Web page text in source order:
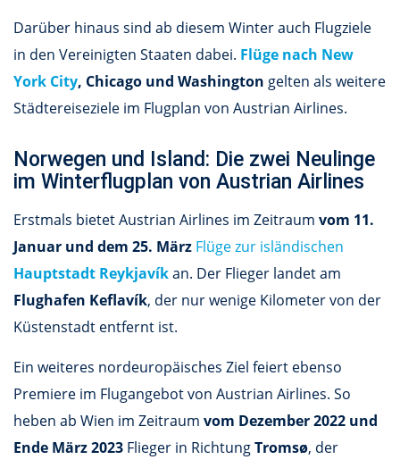
Darüber hinaus sind ab diesem Winter auch Flugziele
in den Vereinigten Staaten dabei. Flüge nach New
York City, Chicago und Washington gelten als weitere
Städtereiseziele im Flugplan von Austrian Airlines.
Norwegen und Island: Die zwei Neulinge
im Winterflugplan von Austrian Airlines
Erstmals bietet Austrian Airlines im Zeitraum vom 11.
Januar und dem 25. März Flüge zur isländischen
Hauptstadt Reykjavíkan. Der Flieger landet am
Flughafen Keflavík, der nur wenige Kilometer von der
Küstenstadt entfernt ist.
Ein weiteres nordeuropäisches Ziel feiert ebenso
Premiere im Flugangebot von Austrian Airlines. So
heben ab Wien im Zeitraum vom Dezember 2022 und
Ende März 2023 Flieger in RichtungTromsø, der